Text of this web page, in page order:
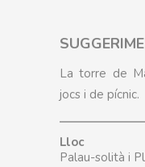
La torre de
jocs i de pícnic.
Lloc
Palau-solità i